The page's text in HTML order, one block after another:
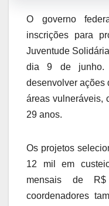
O governo
inscrições para
Juventude
dia 9 de junho.
desenvolver ações
áreas vulneráveis,
29 anos.
Os projetos
12 mil em
mensais de
coordenadores